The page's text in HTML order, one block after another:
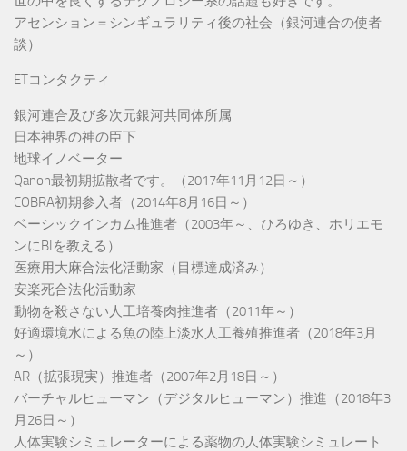
アセンション＝シンギュラリティ後の社会（銀河連合の使者
談）
ETコンタクティ
銀河連合及び多次元銀河共同体所属
日本神界の神の臣下
地球イノベーター
Qanon最初期拡散者です。（2017年11月12日～）
COBRA初期参入者（2014年8月16日～）
ベーシックインカム推進者（2003年～、ひろゆき、ホリエモ
ンにBIを教える）
医療用大麻合法化活動家（目標達成済み）
安楽死合法化活動家
動物を殺さない人工培養肉推進者（2011年～）
好適環境水による魚の陸上淡水人工養殖推進者（2018年3月
～）
AR（拡張現実）推進者（2007年2月18日～）
バーチャルヒューマン（デジタルヒューマン）推進（2018年3
月26日～）
人体実験シミュレーターによる薬物の人体実験シミュレート